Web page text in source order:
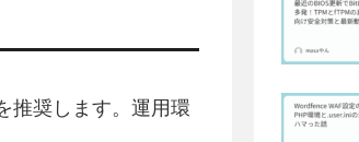
推奨します。運用環